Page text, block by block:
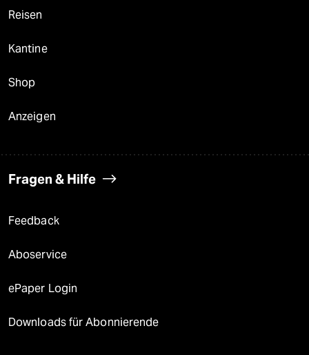
Reisen
Kantine
Shop
Anzeigen
Fragen & Hilfe
Feedback
Aboservice
ePaper Login
Downloads für Abonnierende